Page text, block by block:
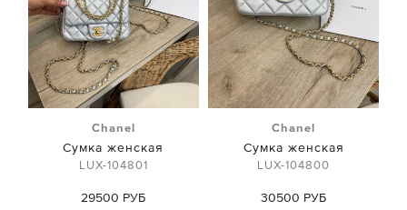
Chanel
Сумка женская
LUX-104801
29500 РУБ
Chanel
Сумка женская
LUX-104800
30500 РУБ